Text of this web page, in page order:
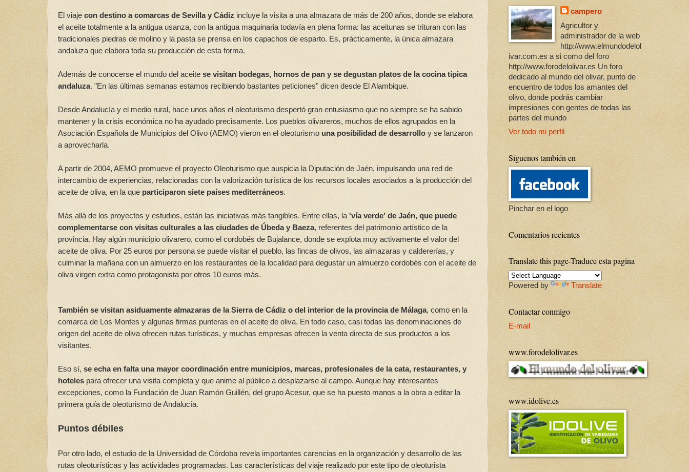
El viaje con destino a comarcas de Sevilla y Cádiz incluye la visita a una almazara de más de 200 años, donde se elabora
el aceite totalmente a la antigua usanza, con la antigua maquinaria todavía en plena forma: las aceitunas se trituran con las
tradicionales piedras de molino y la pasta se prensa en los capachos de esparto. Es, prácticamente, la única almazara
andaluza que elabora toda su producción de esta forma.
Además de conocerse el mundo del aceite se visitan bodegas, hornos de pan y se degustan platos de la cocina típica
andaluza. "En las últimas semanas estamos recibiendo bastantes peticiones" dicen desde El Alambique.
Desde Andalucía y el medio rural, hace unos años el oleoturismo despertó gran entusiasmo que no siempre se ha sabido
mantener y la crisis económica no ha ayudado precisamente. Los pueblos olivareros, muchos de ellos agrupados en la
Asociación Española de Municipios del Olivo (AEMO) vieron en el oleoturismo una posibilidad de desarrollo y se lanzaron
a aprovecharla.
A partir de 2004, AEMO promueve el proyecto Oleoturismo que auspicia la Diputación de Jaén, impulsando una red de
intercambio de experiencias, relacionadas con la valorización turística de los recursos locales asociados a la producción del
aceite de oliva, en la que participaron siete países mediterráneos.
Más allá de los proyectos y estudios, están las iniciativas más tangibles. Entre ellas, la 'vía verde' de Jaén, que puede
complementarse con visitas culturales a las ciudades de Úbeda y Baeza, referentes del patrimonio artístico de la
provincia. Hay algún municipio olivarero, como el cordobés de Bujalance, donde se explota muy activamente el valor del
aceite de oliva. Por 25 euros por persona se puede visitar el pueblo, las fincas de olivos, las almazaras y caldererías, y
culminar la mañana con un almuerzo en los restaurantes de la localidad para degustar un almuerzo cordobés con el aceite de
oliva virgen extra como protagonista por otros 10 euros más.
También se visitan asiduamente almazaras de la Sierra de Cádiz o del interior de la provincia de Málaga, como en la
comarca de Los Montes y algunas firmas punteras en el aceite de oliva. En todo caso, casi todas las denominaciones de
origen del aceite de oliva ofrecen rutas turísticas, y muchas empresas ofrecen la venta directa de sus productos a los
visitantes.
Eso sí, se echa en falta una mayor coordinación entre municipios, marcas, profesionales de la cata, restaurantes, y
hoteles para ofrecer una visita completa y que anime al público a desplazarse al campo. Aunque hay interesantes
excepciones, como la Fundación de Juan Ramón Guillén, del grupo Acesur, que se ha puesto manos a la obra a editar la
primera guía de oleoturismo de Andalucía.
Puntos débiles
Por otro lado, el estudio de la Universidad de Córdoba revela importantes carencias en la organización y desarrollo de las
rutas oleoturísticas y las actividades programadas. Las características del viaje realizado por este tipo de oleoturista
campero
Agricultor y
administrador de la web
http://www.elmundodelol
ivar.com.es a si como del foro
http://www.forodelolivar.es Un foro
dedicado al mundo del olivar, punto de
encuentro de todos los amantes del
olivo, donde podrás cambiar
impresiones con gentes de todas las
partes del mundo
Ver todo mi perfil
Síguenos también en
Pinchar en el logo
Comentarios recientes
Translate this page-Traduce esta pagina
Powered by Translate
Contactar conmigo
E-mail
www.forodelolivar.es
www.idolive.es